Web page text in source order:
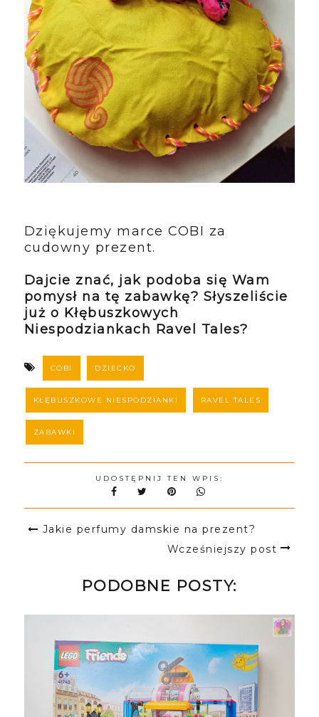
Dziękujemy marce COBI za
cudowny prezent.
Dajcie znać, jak podoba się Wam
pomysł na tę zabawkę? Słyszeliście
już o Kłębuszkowych
Niespodziankach Ravel Tales?
COBI DZIECKO
KŁĘBUSZKOWE NIESPODZIANKI RAVEL TALES
ZABAWKI
UDOSTĘPNIJ TEN WPIS:
Jakie perfumy damskie na prezent?
Wcześniejszy post
PODOBNE POSTY: